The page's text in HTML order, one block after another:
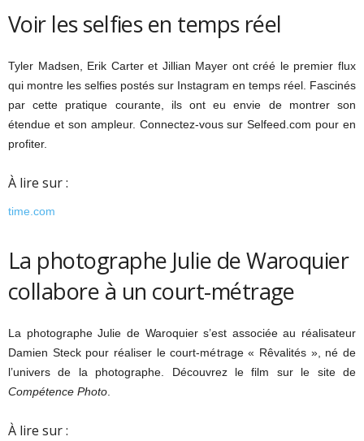
Voir les selfies en temps réel
Tyler Madsen, Erik Carter et Jillian Mayer ont créé le premier flux
qui montre les selfies postés sur Instagram en temps réel. Fascinés
par cette pratique courante, ils ont eu envie de montrer son
étendue et son ampleur. Connectez-vous sur Selfeed.com pour en
profiter.
À lire sur :
time.com
La photographe Julie de Waroquier
collabore à un court-métrage
La photographe Julie de Waroquier s’est associée au réalisateur
Damien Steck pour réaliser le court-métrage « Rêvalités », né de
l’univers de la photographe. Découvrez le film sur le site de
Compétence Photo
À lire sur :